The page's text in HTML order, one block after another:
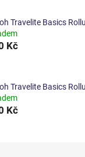
Travelite Basics
Kč
Travelite Basics
Kč